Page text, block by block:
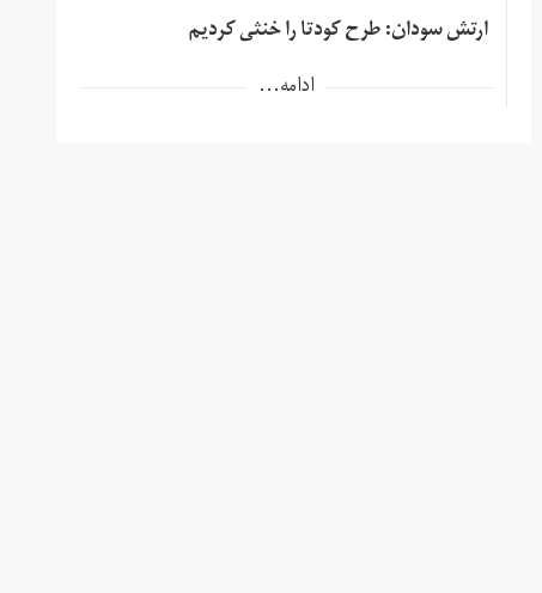
ارتش سودان: طرح کودتا را خنثی کردیم
ادامه...